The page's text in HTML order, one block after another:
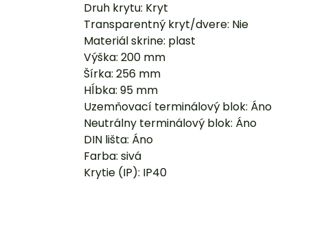
Druh krytu: Kryt
Transparentný kryt/dvere: Nie
Materiál skrine: plast
Výška: 200 mm
Šírka: 256 mm
Hĺbka: 95 mm
Uzemňovací terminálový blok: Áno
Neutrálny terminálový blok: Áno
DIN lišta: Áno
Farba: sivá
Krytie (IP): IP40